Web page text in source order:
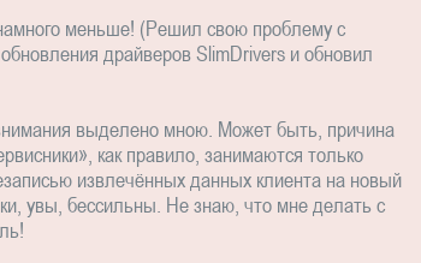
меньше! (Решил свою проблему с
драйверов SlimDrivers и обновил
выделено мною. Может быть, причина
как правило, занимаются только
извлечённых данных клиента на новый
увы, бессильны. Не знаю, что мне делать с